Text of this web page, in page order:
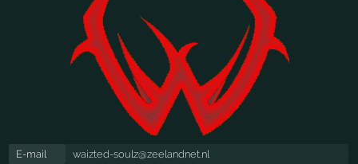
E-mail
waizted-soulz@zeelandnet.nl